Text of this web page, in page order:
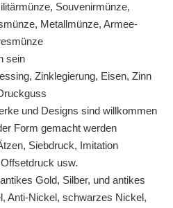
Souvenirmünze,
Metallmünze, Armee-
sein
Zinklegierung, Eisen, Zinn
und Designs sind willkommen
Form gemacht werden
Siebdruck, Imitation
usw.
Gold, Silber, und antikes
Anti-Nickel, schwarzes Nickel,